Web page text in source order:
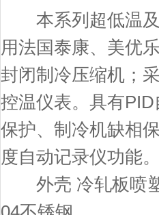
本系列超低温及
用法国泰康、美优
封闭制冷压缩机；
控温仪表。具有
保护、制冷机缺相
度自动记录仪功能
外壳 冷轧板喷塑